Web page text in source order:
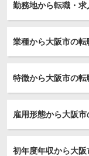
勤務地から転職・
業種から大阪市の
特徴から大阪市の
雇用形態から大阪
初年度年収から大